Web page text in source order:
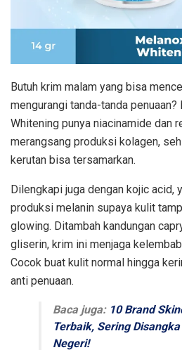
Butuh krim malam yang bisa
mengurangi tanda-tanda
Whitening punya niacinamide dan
merangsang produksi kolagen,
kerutan bisa tersamarkan.
Dilengkapi juga dengan kojic acid,
produksi melanin supaya kulit
glowing. Ditambah kandungan
gliserin, krim ini menjaga
Cocok buat kulit normal hingga
anti penuaan.
Baca juga: 10 Brand
Terbaik, Sering
Negeri!